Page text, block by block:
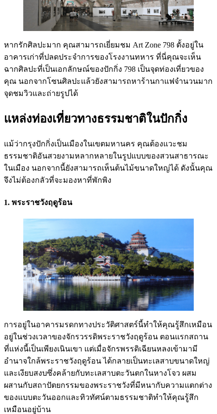
หากรักศิลปะมาก คุณสามารถเยี่ยมชม Art Zone 798 ตั้งอยู่ใน
อาคารเก่าที่ปลดประจำการของโรงงานทหาร ที่นี่คุณจะเห็น
ฉากศิลปะที่เป็นเอกลักษณ์ของปักกิ่ง 798 เป็นจุดท่องเที่ยวของ
คุณ นอกจากโซนศิลปะแล้วยังสามารถหาร้านกาแฟจำนวนมาก
จุดชมวิวและถ่ายรูปได้
แหล่งท่องเที่ยวทางธรรมชาติในปักกิ่ง
แม้ว่ากรุงปักกิ่งเป็นเมืองในเขตมหานคร คุณต้องแวะชม
ธรรมชาติอันสวยงามหลากหลายในรูปแบบของสวนสาธารณะ
ในเมือง นอกจากนี้ยังสามารถเห็นต้นไม้ขนาดใหญ่ได้ ดังนั้นคุณ
จึงไม่ต้องกลัวที่จะมองหาที่พักพิง
1. พระราชวังฤดูร้อน
การอยู่ในอาคารมรดกทางประวัติศาสตร์นี้ทำให้คุณรู้สึกเหมือน
อยู่ในช่วงเวลาของจักรวรรดิพระราชวังฤดูร้อน ตอนแรกสถาน
ที่แห่งนี้เป็นเพียงเนินเขา แต่เมื่อจักรพรรดิเฉียนหลงเข้ามามี
อำนาจใกล้พระราชวังฤดูร้อน ได้กลายเป็นทะเลสาบขนาดใหญ่
และเงียบสงบซึ่งคล้ายกับทะเลสาบตะวันตกในหางโจว ผสม
ผสานกับสถาปัตยกรรมของพระราชวังที่มีหนากับความแตกต่าง
ของแบบตะวันออกและทิวทัศน์ตามธรรมชาติทำให้คุณรู้สึก
เหมือนอยู่บ้าน